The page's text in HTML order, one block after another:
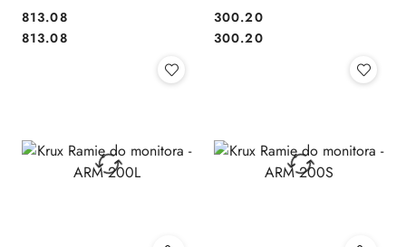
Cena:
813.08
Cena:
813.08 Cena:
300.20
Cena:
300.20